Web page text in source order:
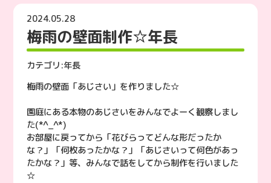
2024.05.28
梅雨の壁面制作☆年長
カテゴリ:年長
梅雨の壁面「あじさい」を作りました☆
園庭にある本物のあじさいをみんなでよーく観察しまし
た(*^_^*)
お部屋に戻ってから「花びらってどんな形だったか
な？」「何枚あったかな？」「あじさいって何色があっ
たかな？」等、みんなで話をしてから制作を行いました
☆